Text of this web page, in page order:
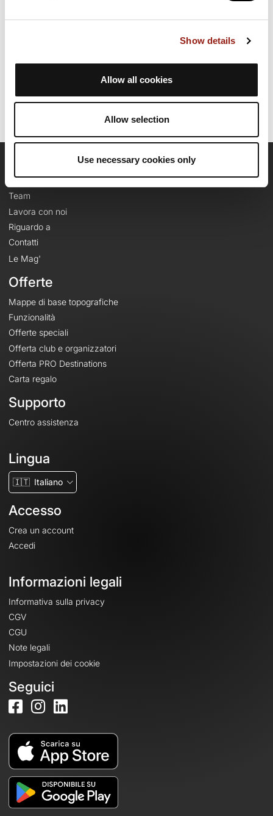
Show details
Allow all cookies
Allow selection
Use necessary cookies only
Data di creazione del percorso: 26 gennaio 2019, 15:48:23.
15:48:23.
Nome del percorso: 9509376
OpenRunner
Team
Lavora con noi
Riguardo a
Contatti
Le Mag'
Offerte
Mappe di base topografiche
Funzionalità
Offerte speciali
Offerta club e organizzatori
Offerta PRO Destinations
Carta regalo
Supporto
Centro assistenza
Lingua
🇮🇹 Italiano
Accesso
Crea un account
Accedi
Informazioni legali
Informativa sulla privacy
CGV
CGU
Note legali
Impostazioni dei cookie
Seguici